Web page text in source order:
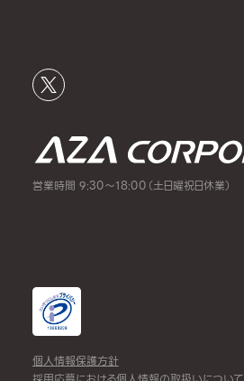
営業時間 9:30～18:00（土日曜祝日休業）
個人情報保護方針